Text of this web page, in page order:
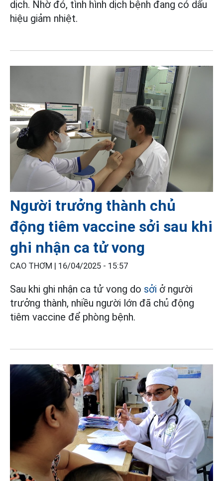
dịch. Nhờ đó, tình hình dịch bệnh đang có dấu
hiệu giảm nhiệt.
Người trưởng thành chủ
động tiêm vaccine sởi sau khi
ghi nhận ca tử vong
CAO THƠM | 16/04/2025 - 15:57
Sau khi ghi nhận ca tử vong do sởi ở người
trưởng thành, nhiều người lớn đã chủ động
tiêm vaccine để phòng bệnh.